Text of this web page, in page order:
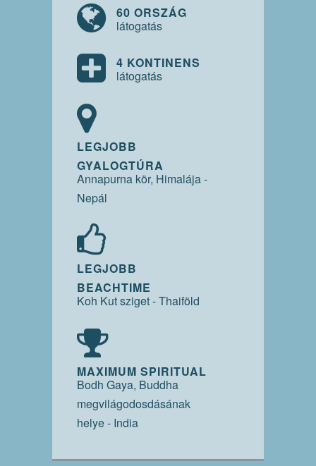
60 ORSZÁG
látogatás
4 KONTINENS
látogatás
LEGJOBB
GYALOGTÚRA
Annapurna kör, Himalája -
Nepál
LEGJOBB
BEACHTIME
Koh Kut sziget - Thaiföld
MAXIMUM SPIRITUAL
Bodh Gaya, Buddha
megvilágodosdásának
helye - India